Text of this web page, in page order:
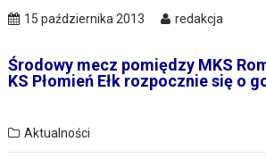
15 października 2013 redakcja
Środowy mecz pomiędzy MKS
KS Płomień Ełk rozpocznie się o
Aktualności